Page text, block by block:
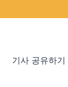
기사 공유하기